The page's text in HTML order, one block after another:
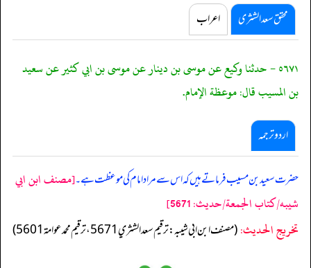
محقق سعد الشثری اعراب
٥٦٧١ - حدثنا وكيع عن موسى بن دينار عن موسى بن ابي كثير عن سعيد
بن المسيب قال: موعظة الإمام.
اردو ترجمہ
حضرت سعید بن مسیب فرماتے ہیں کہ اس سے مراد امام کی موعظت ہے۔[مصنف ابن ابي
شيبه/كتاب الجمعة/حدیث: 5671]
تخریج الحدیث:(مصنف ابن ابي شيبه: ترقيم سعد الشثري 5671، ترقيم محمد عوامة 5601)